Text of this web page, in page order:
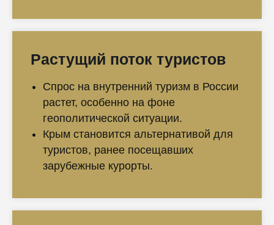
Растущий поток туристов
Спрос на внутренний туризм в России
растет, особенно на фоне
геополитической ситуации.
Крым становится альтернативой для
туристов, ранее посещавших
зарубежные курорты.